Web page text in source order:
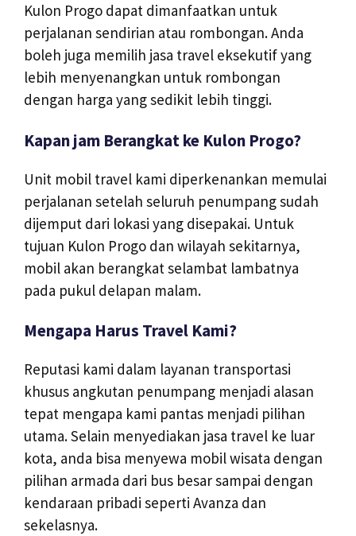
Kulon Progo dapat dimanfaatkan untuk
perjalanan sendirian atau rombongan. Anda
boleh juga memilih jasa travel eksekutif yang
lebih menyenangkan untuk rombongan
dengan harga yang sedikit lebih tinggi.
Kapan jam Berangkat ke Kulon Progo?
Unit mobil travel kami diperkenankan memulai
perjalanan setelah seluruh penumpang sudah
dijemput dari lokasi yang disepakai. Untuk
tujuan Kulon Progo dan wilayah sekitarnya,
mobil akan berangkat selambat lambatnya
pada pukul delapan malam.
Mengapa Harus Travel Kami?
Reputasi kami dalam layanan transportasi
khusus angkutan penumpang menjadi alasan
tepat mengapa kami pantas menjadi pilihan
utama. Selain menyediakan jasa travel ke luar
kota, anda bisa menyewa mobil wisata dengan
pilihan armada dari bus besar sampai dengan
kendaraan pribadi seperti Avanza dan
sekelasnya.